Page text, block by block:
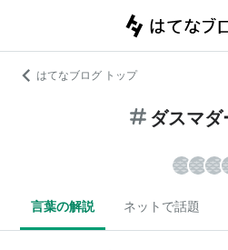
はてなブログ トップ
ダスマ
言葉の解説 ネットで話題